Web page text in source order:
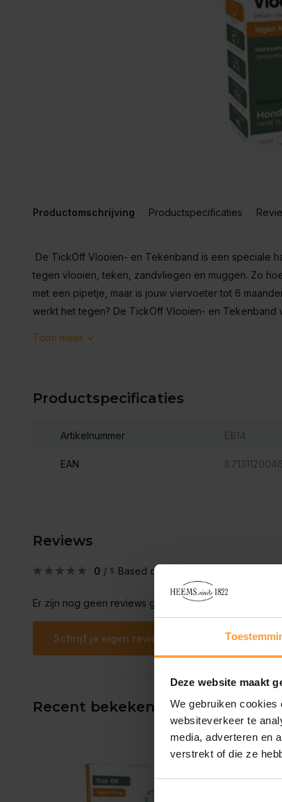
Deze website maakt
We gebruiken
websiteverkeer te
media, adverteren en
verstrekt of die ze
Productomschrijving Productspecificaties
De TickOff Vlooien- en Tekenband is een speciale
tegen vlooien, teken, zandvliegen en muggen. Zo
met een pipetje, maar is jouw viervoeter tot 6
werkt het tegen? De TickOff Vlooien- en Tekenband
Toon meer
Productspecificaties
Artikelnummer E814
EAN
Reviews
0 / 5 Based on 0 reviews
Er zijn nog geen reviews geschreven over dit product..
Schrijf je eigen review
Recent bekeken